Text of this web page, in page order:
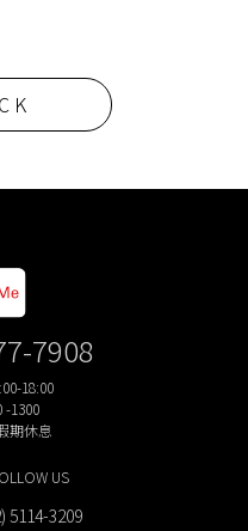
5114-3209
7908
18:00
-1300
期休息
US